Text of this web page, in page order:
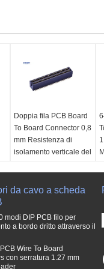
Doppia fila PCB Board
To Board Connector 0,8
mm Resistenza di
isolamento verticale del
30V AC (RMS) /DC
tensione:250 V AC
r.m.s.
0.5A AC (RMS)
Resistenza
da cavo a scheda
modi DIP PCB filo per
a bordo dritto attraverso il
Wire To Board
con serratura 1.27 mm